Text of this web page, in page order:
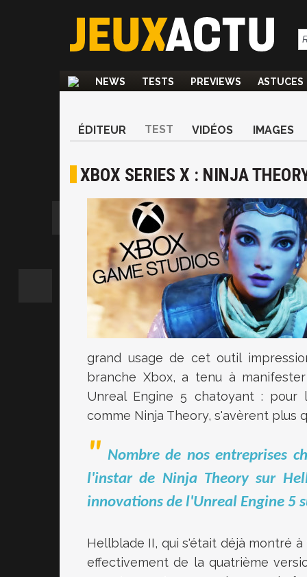
NEWS TESTS PREVIEWS ASTUCES
ÉDITEUR TEST VIDÉOS IMAGES
XBOX SERIES X : NINJA
grand usage de cet outil
branche Xbox, a tenu à
Unreal Engine 5 chatoyant : pour
comme Ninja Theory, s'avèrent plus
Nombre de nos entreprises
l'instar de Ninja Theory sur
innovations de l'Unreal Engine 5
Hellblade II, qui s'était déjà montré
effectivement de la quatrième